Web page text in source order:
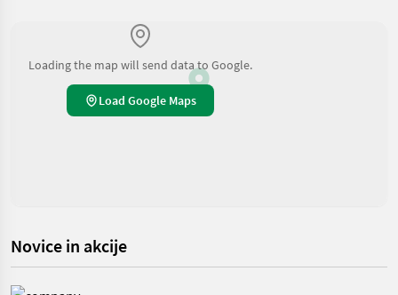
Loading the map will send data to Google.
Load Google Maps
Novice in akcije